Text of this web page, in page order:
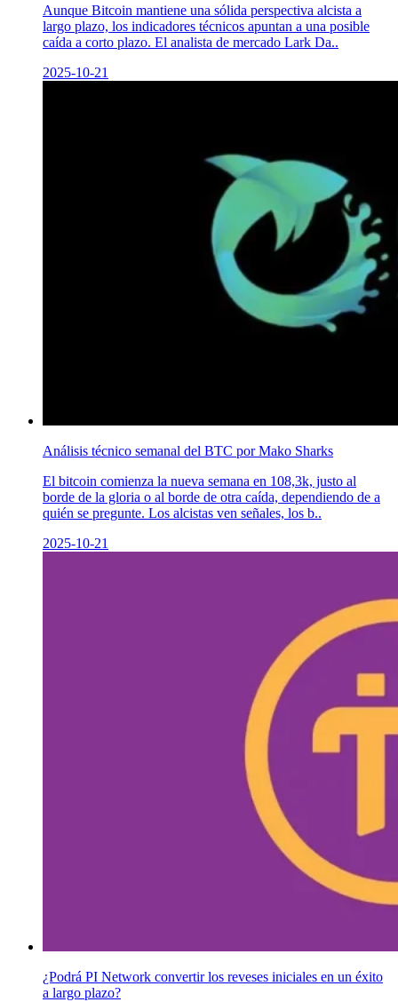
Aunque Bitcoin mantiene una sólida perspectiva alcista a
largo plazo, los indicadores técnicos apuntan a una posible
caída a corto plazo. El analista de mercado Lark Da..
2025-10-21
Análisis técnico semanal del BTC por Mako Sharks
El bitcoin comienza la nueva semana en 108,3k, justo al
borde de la gloria o al borde de otra caída, dependiendo de a
quién se pregunte. Los alcistas ven señales, los b..
2025-10-21
¿Podrá PI Network convertir los reveses iniciales en un éxito
a largo plazo?